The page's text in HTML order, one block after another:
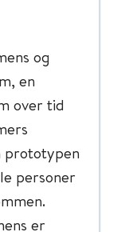
og
en
over tid
prototypen
personer
er